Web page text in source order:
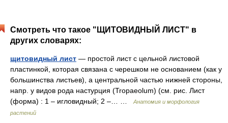
Смотреть что такое "ЩИТОВИДНЫЙ ЛИСТ" в
других словарях:
щитовидный лист — простой лист с цельной листовой
пластинкой, которая связана с черешком не основанием (как у
большинства листьев), а центральной частью нижней стороны,
напр. у видов рода настурция (Tropaeolum) (см. рис. Лист
(форма) : 1 – игловидный; 2 –… …
Анатомия и морфология
растений